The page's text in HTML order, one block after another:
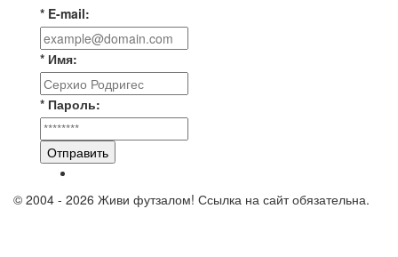
* E-mail:
* Имя:
* Пароль:
Отправить
© 2004 - 2026 Живи футзалом! Ссылка на сайт обязательна.